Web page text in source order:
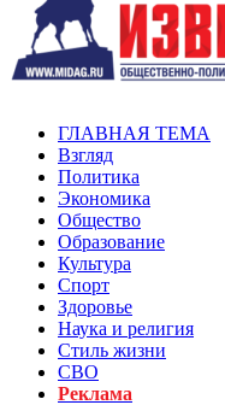
ГЛАВНАЯ ТЕМА
Взгляд
Политика
Экономика
Общество
Образование
Культура
Спорт
Здоровье
Наука и религия
Стиль жизни
СВО
Реклама